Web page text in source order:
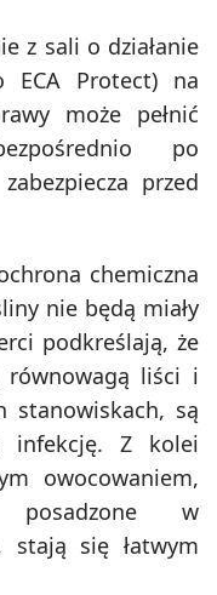
z sali o działanie
ECA Protect) na
może pełnić
po
przed
chemiczna
nie będą miały
podkreślają, że
równowagą liści i
stanowiskach, są
infekcję. Z kolei
owocowaniem,
w
stają się łatwym